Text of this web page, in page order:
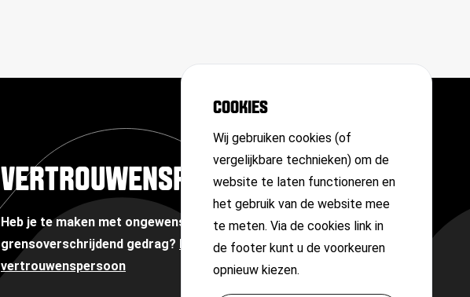
COOKIES
Wij gebruiken cookies (of
vergelijkbare technieken) om de
website te laten functioneren en
het gebruik van de website mee
te meten. Via de cookies link in
de footer kunt u de voorkeuren
opnieuw kiezen.
VERTROUWENSPERSOON
Heb je te maken met ongewenste omgangsvormen of
grensoverschrijdend gedrag? Neem contact op met onze
vertrouwenspersoon